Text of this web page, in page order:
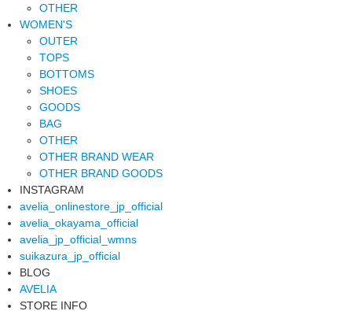
OTHER
WOMEN'S
OUTER
TOPS
BOTTOMS
SHOES
GOODS
BAG
OTHER
OTHER BRAND WEAR
OTHER BRAND GOODS
INSTAGRAM
avelia_onlinestore_jp_official
avelia_okayama_official
avelia_jp_official_wmns
suikazura_jp_official
BLOG
AVELIA
STORE INFO